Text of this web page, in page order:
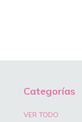
Categorías
VER TODO